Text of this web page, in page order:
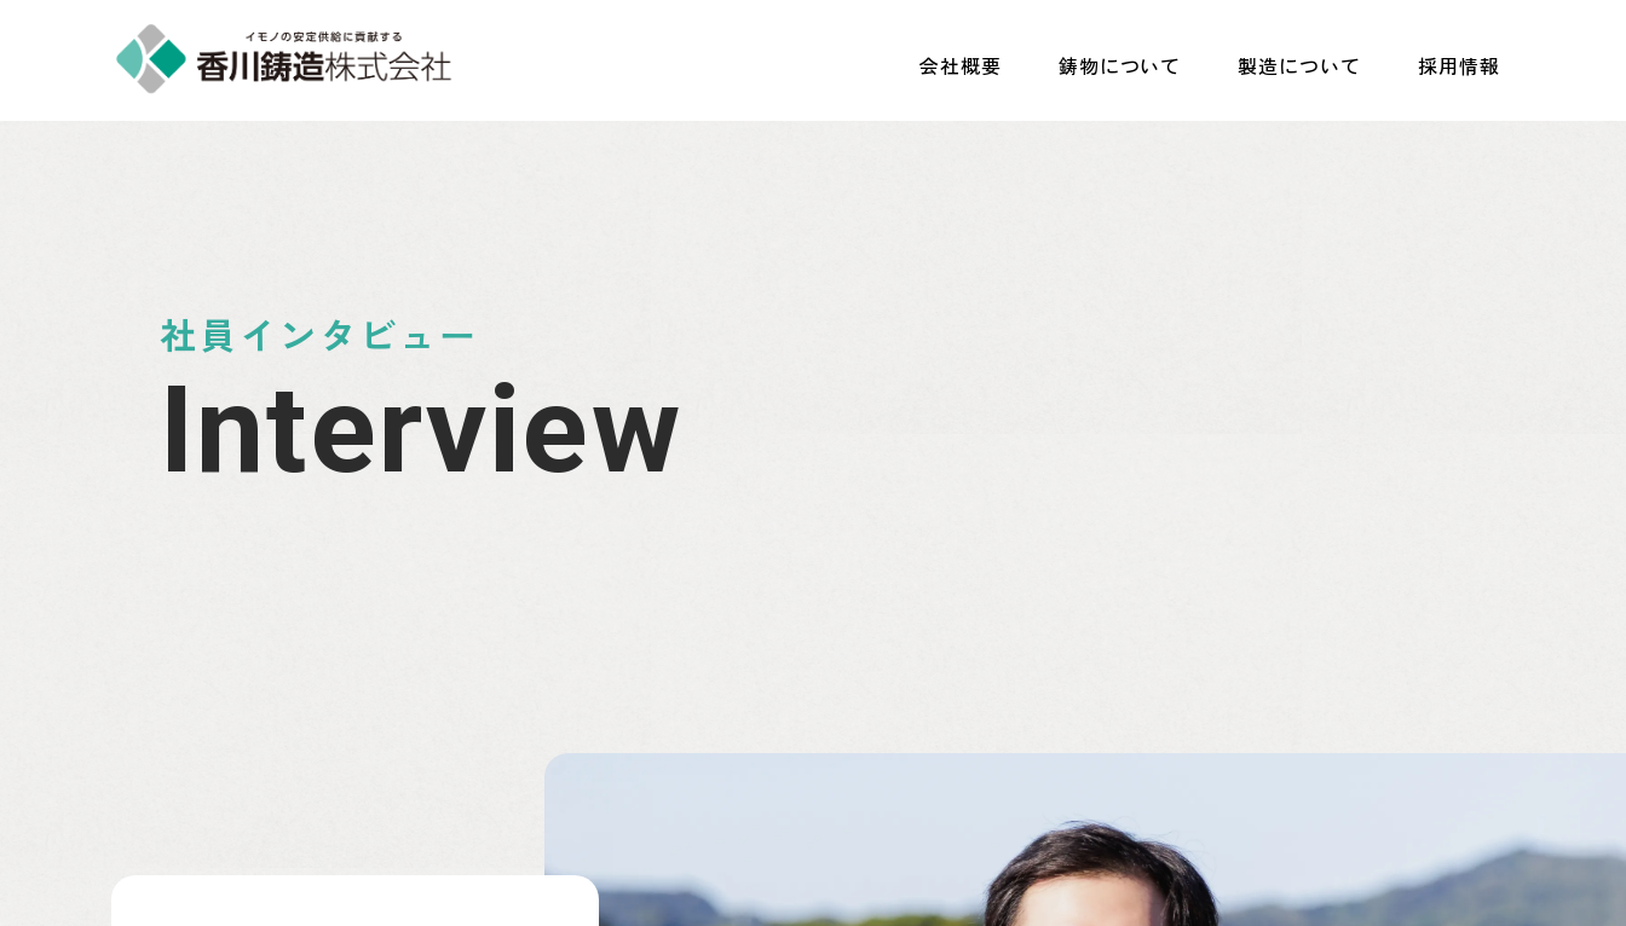
会社概要 鋳物について 製造について 採用情報
社員インタビュー
Interview